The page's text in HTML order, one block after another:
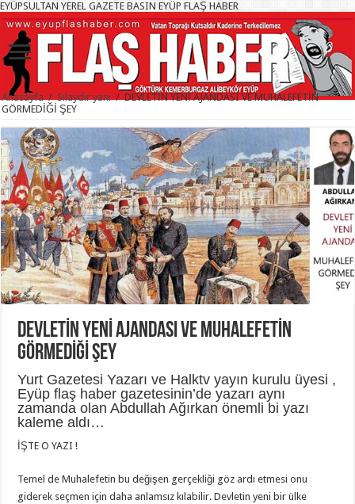
EYÜPSULTAN YEREL GAZETE BASIN EYÜP FLAŞ HABER
Anasayfa / Sılaydır yanı / DEVLETİN YENİ AJANDASI VE MUHALEFETİN
GÖRMEDİĞİ ŞEY
DEVLETİN YENİ AJANDASI VE MUHALEFETİN
GÖRMEDİĞİ ŞEY
Yurt Gazetesi Yazarı ve Halktv yayın kurulu üyesi ,
Eyüp flaş haber gazetesinin’de yazarı aynı
zamanda olan Abdullah Ağırkan önemli bi yazı
kaleme aldı…
İŞTE O YAZI !
Temel de Muhalefetin bu değişen gerçekliği göz ardı etmesi onu
giderek seçmen için daha anlamsız kılabilir. Devletin yeni bir ülke